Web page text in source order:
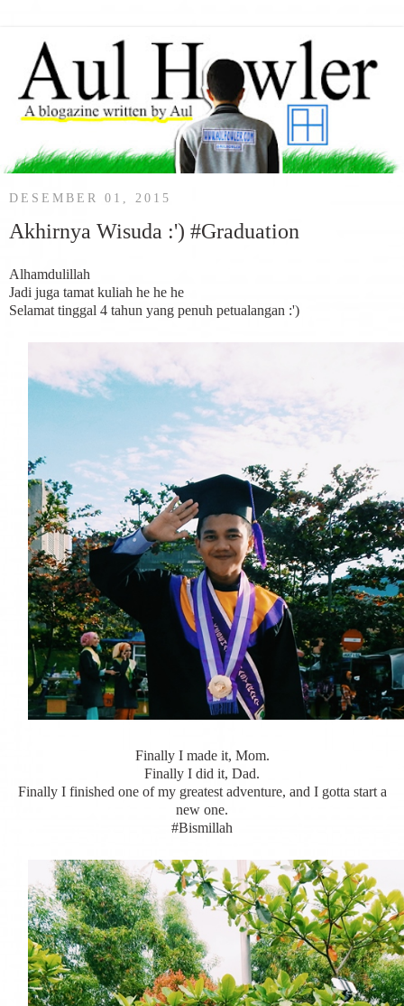
DESEMBER 01, 2015
Akhirnya Wisuda :') #Graduation
Alhamdulillah
Jadi juga tamat kuliah he he he
Selamat tinggal 4 tahun yang penuh petualangan :')
Finally I made it, Mom.
Finally I did it, Dad.
Finally I finished one of my greatest adventure, and I gotta start a
new one.
#Bismillah